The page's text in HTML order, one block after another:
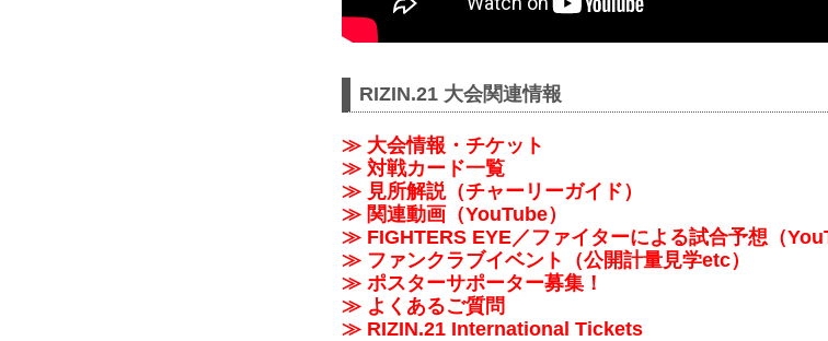
RIZIN.21 大会関連情報
≫ 大会情報・チケット
≫ 対戦カード一覧
≫ 見所解説（チャーリーガイド）
≫ 関連動画（YouTube）
≫ FIGHTERS EYE／ファイターによる試合予想（
≫ ファンクラブイベント（公開計量見学etc）
≫ ポスターサポーター募集！
≫ よくあるご質問
≫ RIZIN.21 International Tickets